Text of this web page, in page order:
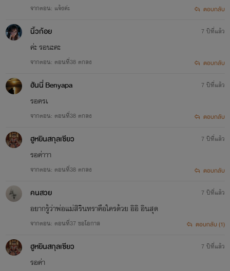
จากตอน: แจ้งค่ะ ตอบกลับ
นิ้วก้อย
ค่ะ รอนะคะ
จากตอน: ตอนที่38 ตกลง
7 ปีที่แล้ว
ตอบกลับ
ฮันนี่ Benyapa
รอครเ
จากตอน: ตอนที่38 ตกลง
7 ปีที่แล้ว
ตอบกลับ
ฮูหยินสกุลเซียว
รอค่าาา
จากตอน: ตอนที่38 ตกลง
7 ปีที่แล้ว
ตอบกลับ
คนสวย
อยากรู้ว่าพ่อแม่สิรินทราคือใครด้วย อิอิ อินสุด
จากตอน: ตอนที่37 ขอโอกาส
7 ปีที่แล้ว
ตอบกลับ (1)
ฮูหยินสกุลเซียว
รอค่า
7 ปีที่แล้ว